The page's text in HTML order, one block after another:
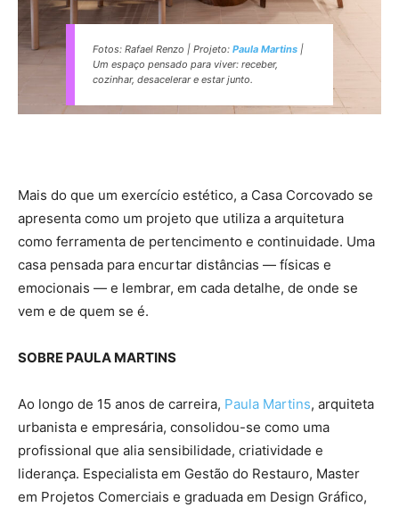
Fotos: Rafael Renzo | Projeto: Paula Martins |
Um espaço pensado para viver: receber,
cozinhar, desacelerar e estar junto.
Mais do que um exercício estético, a Casa Corcovado se
apresenta como um projeto que utiliza a arquitetura
como ferramenta de pertencimento e continuidade. Uma
casa pensada para encurtar distâncias — físicas e
emocionais — e lembrar, em cada detalhe, de onde se
vem e de quem se é.
SOBRE PAULA MARTINS
Ao longo de 15 anos de carreira, Paula Martins, arquiteta
urbanista e empresária, consolidou-se como uma
profissional que alia sensibilidade, criatividade e
liderança. Especialista em Gestão do Restauro, Master
em Projetos Comerciais e graduada em Design Gráfico,